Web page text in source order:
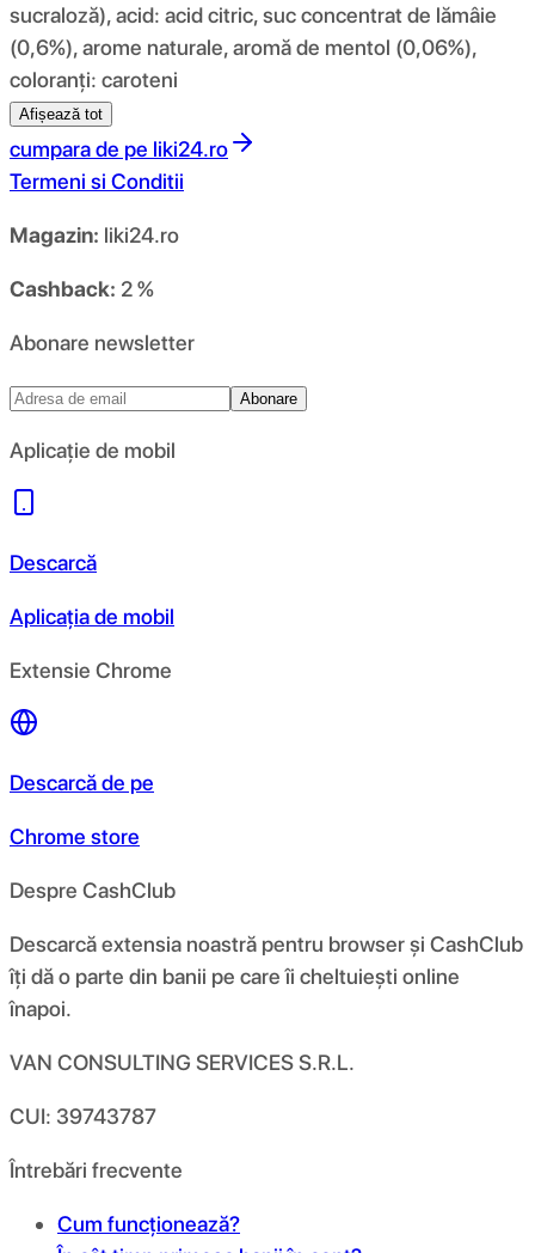
sucraloză), acid: acid citric, suc concentrat de lămâie
(0,6%), arome naturale, aromă de mentol (0,06%),
coloranți: caroteni
Afișează tot
cumpara de pe liki24.ro
Termeni si Conditii
Magazin: liki24.ro
Cashback: 2 %
Abonare newsletter
Abonare
Aplicație de mobil
Descarcă
Aplicația de mobil
Extensie Chrome
Descarcă de pe
Chrome store
Despre CashClub
Descarcă extensia noastră pentru browser și CashClub
îți dă o parte din banii pe care îi cheltuiești online
înapoi.
VAN CONSULTING SERVICES S.R.L.
CUI: 39743787
Întrebări frecvente
Cum funcționează?